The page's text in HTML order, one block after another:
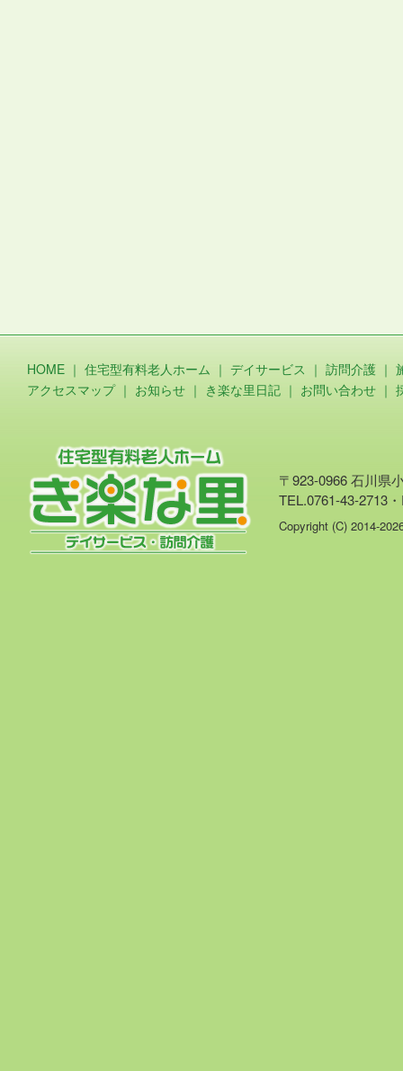
HOME ｜ 住宅型有料老人ホーム ｜ デイサービス ｜ 訪問介護 ｜
アクセスマップ｜ お知らせ ｜ き楽な里日記 ｜ お問い合わせ ｜
〒923-0966 石川県
TEL.0761-43-2713
Copyright (C) 2014-